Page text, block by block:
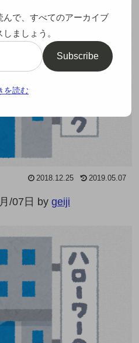
2018.12.25 2019.05.07
/07日 by geiji
で、すべてのアーカイブ
ましょう。
Subscribe
を読む